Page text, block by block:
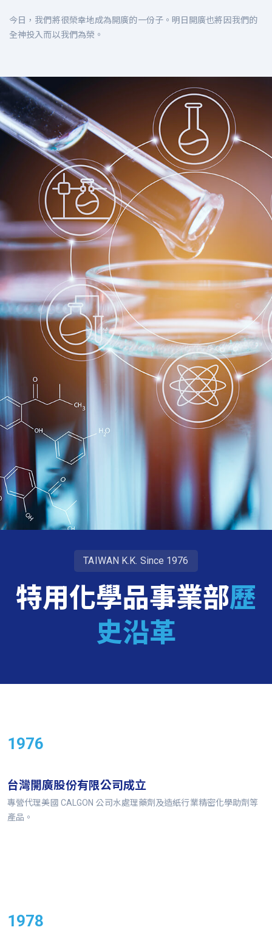
今日，我們將很榮幸地成為開廣的一份子。明日開廣也將因我們的
全神投入而以我們為榮。
TAIWAN K.K. Since 1976
特用化學品事業部歷
史沿革
1976
台灣開廣股份有限公司成立
專營代理美國 CALGON 公司水處理藥劑及造紙行業精密化學助劑等
產品。
1978